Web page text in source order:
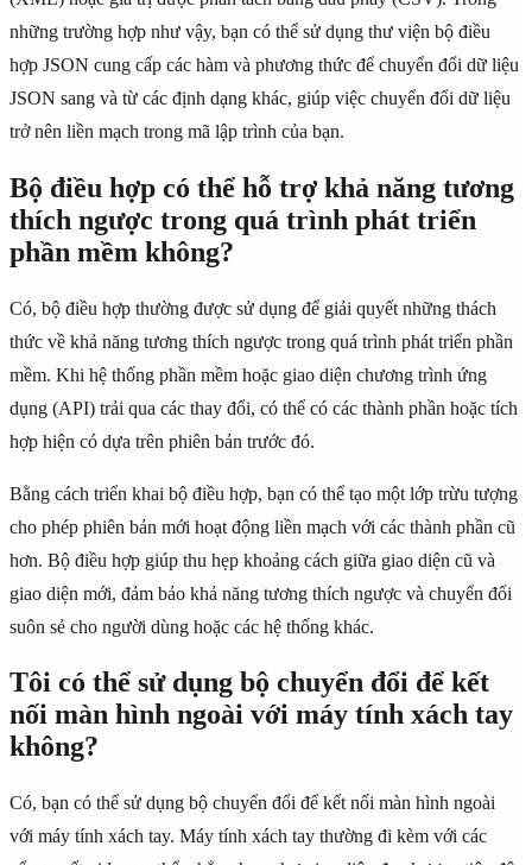
những trường hợp như vậy, bạn có thể sử dụng thư viện bộ điều
hợp JSON cung cấp các hàm và phương thức để chuyển đổi dữ liệu
JSON sang và từ các định dạng khác, giúp việc chuyển đổi dữ liệu
trở nên liền mạch trong mã lập trình của bạn.
Bộ điều hợp có thể hỗ trợ khả năng tương
thích ngược trong quá trình phát triển
phần mềm không?
Có, bộ điều hợp thường được sử dụng để giải quyết những thách
thức về khả năng tương thích ngược trong quá trình phát triển phần
mềm. Khi hệ thống phần mềm hoặc giao diện chương trình ứng
dụng (API) trải qua các thay đổi, có thể có các thành phần hoặc tích
hợp hiện có dựa trên phiên bản trước đó.
Bằng cách triển khai bộ điều hợp, bạn có thể tạo một lớp trừu tượng
cho phép phiên bản mới hoạt động liền mạch với các thành phần cũ
hơn. Bộ điều hợp giúp thu hẹp khoảng cách giữa giao diện cũ và
giao diện mới, đảm bảo khả năng tương thích ngược và chuyển đổi
suôn sẻ cho người dùng hoặc các hệ thống khác.
Tôi có thể sử dụng bộ chuyển đổi để kết
nối màn hình ngoài với máy tính xách tay
không?
Có, bạn có thể sử dụng bộ chuyển đổi để kết nối màn hình ngoài
với máy tính xách tay. Máy tính xách tay thường đi kèm với các